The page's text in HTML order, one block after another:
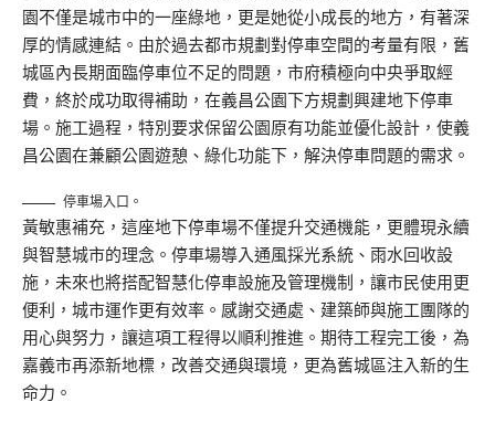
園不僅是城市中的一座綠地，更是她從小成長的地方，有著深
厚的情感連結。由於過去都市規劃對停車空間的考量有限，舊
城區內長期面臨停車位不足的問題，市府積極向中央爭取經
費，終於成功取得補助，在義昌公園下方規劃興建地下停車
場。施工過程，特別要求保留公園原有功能並優化設計，使義
昌公園在兼顧公園遊憩、綠化功能下，解決停車問題的需求。
停車場入口。
黃敏惠補充，這座地下停車場不僅提升交通機能，更體現永續
與智慧城市的理念。停車場導入通風採光系統、雨水回收設
施，未來也將搭配智慧化停車設施及管理機制，讓市民使用更
便利，城市運作更有效率。感謝交通處、建築師與施工團隊的
用心與努力，讓這項工程得以順利推進。期待工程完工後，為
嘉義市再添新地標，改善交通與環境，更為舊城區注入新的生
命力。